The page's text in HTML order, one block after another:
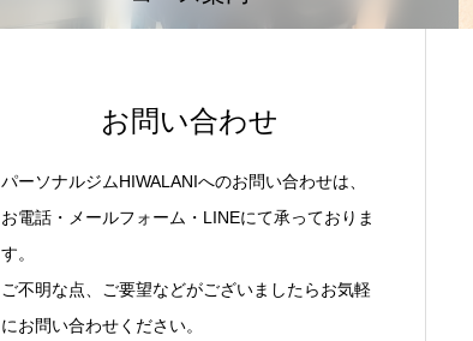
お問い合わせ
パーソナルジムHIWALANIへのお問い合わせは、
お電話・メールフォーム・LINEにて承っておりま
す。
ご不明な点、ご要望などがございましたらお気軽
にお問い合わせください。